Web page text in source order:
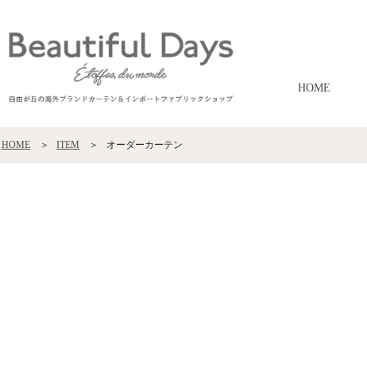
HOME
HOME ITEM オーダーカーテン